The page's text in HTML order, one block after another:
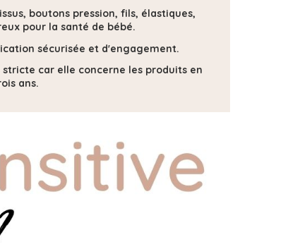
boutons pression, fils, élastiques,
pour la santé de bébé.
sécurisée et d'engagement.
car elle concerne les produits en
ans.